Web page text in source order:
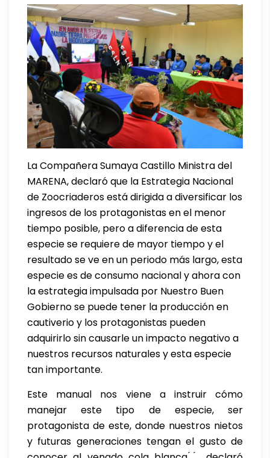
La Compañera Sumaya Castillo Ministra del
MARENA, declaró que la Estrategia Nacional
de Zoocriaderos está dirigida a diversificar los
ingresos de los protagonistas en el menor
tiempo posible, pero a diferencia de esta
especie se requiere de mayor tiempo y el
resultado se ve en un periodo más largo, esta
especie es de consumo nacional y ahora con
la estrategia impulsada por Nuestro Buen
Gobierno se puede tener la producción en
cautiverio y los protagonistas pueden
adquirirlo sin causarle un impacto negativo a
nuestros recursos naturales y esta especie
tan importante.
Este manual nos viene a instruir cómo
manejar este tipo de especie, ser
protagonista de este, donde nuestros nietos
y futuras generaciones tengan el gusto de